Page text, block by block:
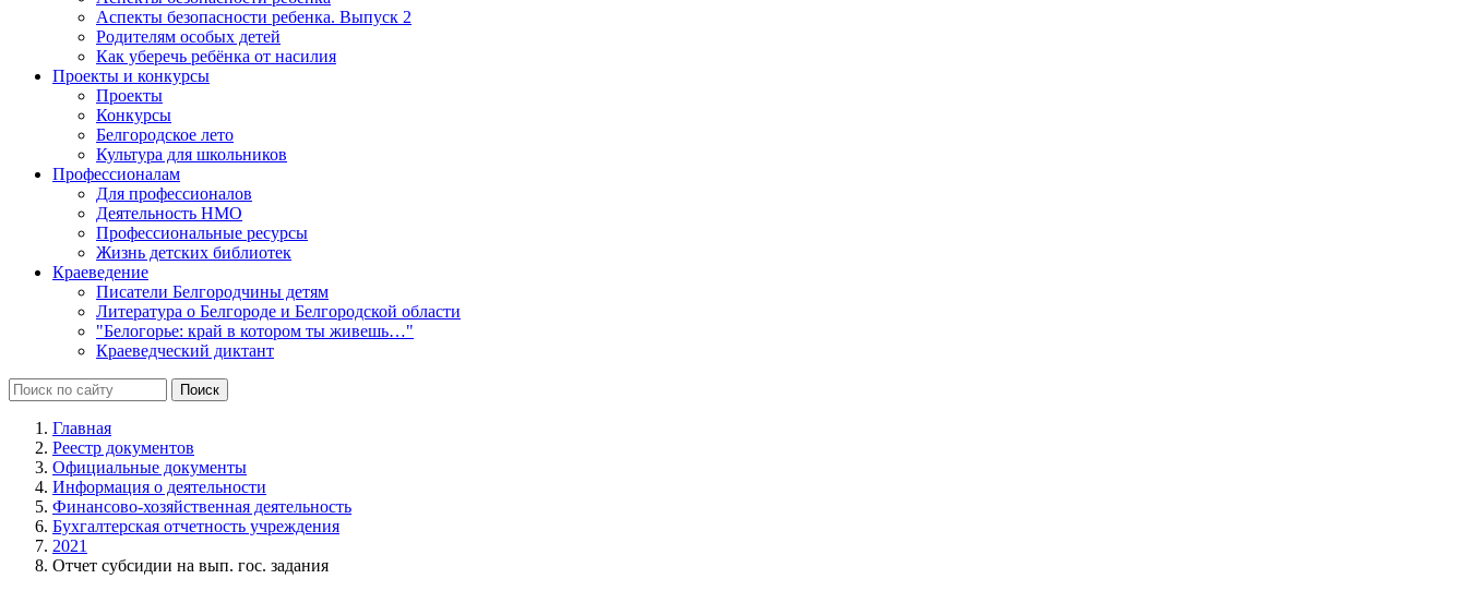
Аспекты безопасности ребенка. Выпуск 2
Родителям особых детей
Как уберечь ребёнка от насилия
Проекты и конкурсы
Проекты
Конкурсы
Белгородское лето
Культура для школьников
Профессионалам
Для профессионалов
Деятельность НМО
Профессиональные ресурсы
Жизнь детских библиотек
Краеведение
Писатели Белгородчины детям
Литература о Белгороде и Белгородской области
"Белогорье: край в котором ты живешь…"
Краеведческий диктант
Главная
Реестр документов
Официальные документы
Информация о деятельности
Финансово-хозяйственная деятельность
Бухгалтерская отчетность учреждения
2021
Отчет субсидии на вып. гос. задания